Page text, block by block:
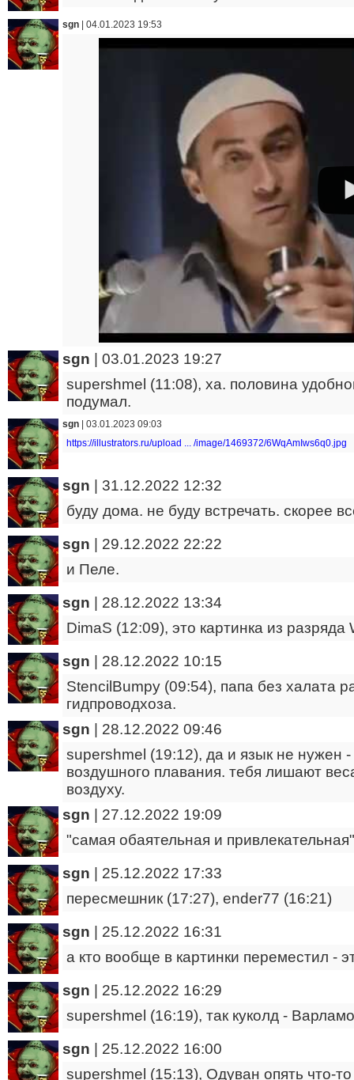
sgn 04.01.2023 19:53
sgn
03.01.2023 19:27
supershmel (11:08), ха. половина
подумал.
sgn
03.01.2023 09:03
https://illustrators.ru/upload ... /image/1469372/6WqAmIws6q0.jpg
sgn
31.12.2022 12:32
буду дома. не буду встречать. скорее
sgn
29.12.2022 22:22
и Пеле.
sgn
28.12.2022 13:34
DimaS (12:09), это картинка из разряда
sgn
28.12.2022 10:15
StencilBumpy (09:54), папа без халата
гидпроводхоза.
sgn
28.12.2022 09:46
supershmel (19:12), да и язык не нужен
воздушного плавания. тебя лишают
воздуху.
sgn
27.12.2022 19:09
"самая обаятельная и
sgn
25.12.2022 17:33
пересмешник (17:27), ender77 (16:21)
sgn
25.12.2022 16:31
а кто вообще в картинки переместил -
sgn
25.12.2022 16:29
supershmel (16:19), так куколд -
sgn
25.12.2022 16:00
supershmel (15:13), Одуван опять что-